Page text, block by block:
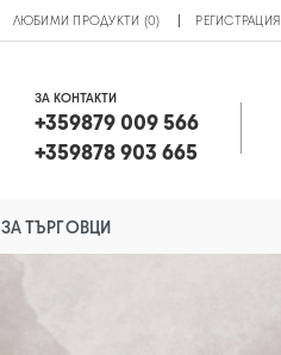
ЛЮБИМИ ПРОДУКТИ (0) РЕГИСТРАЦИЯ
ЗА КОНТАКТИ
+359879 009 566
+359878 903 665
ЗА ТЪРГОВЦИ